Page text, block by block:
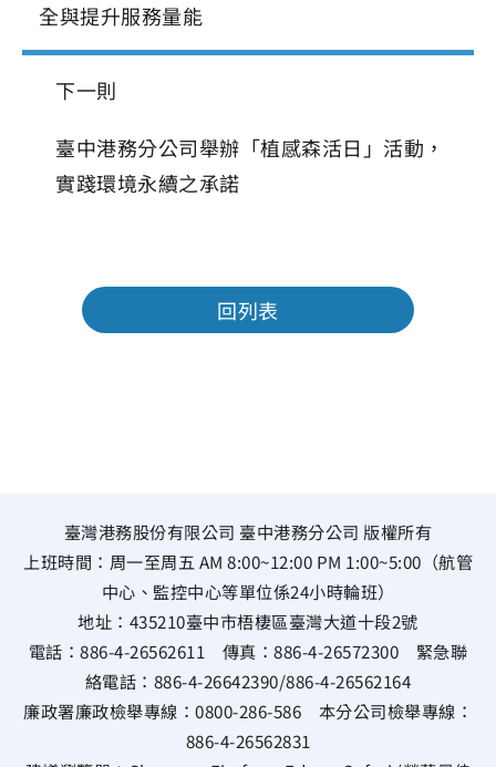
全與提升服務量能
下一則
臺中港務分公司舉辦「植感森活日」活動，
實踐環境永續之承諾
回列表
臺灣港務股份有限公司 臺中港務分公司 版權所有
上班時間：周一至周五 AM 8:00~12:00 PM 1:00~5:00（航管
中心、監控中心等單位係24小時輪班）
地址： 435210臺中市梧棲區臺灣大道十段2號
電話：886-4-26562611 傳真：886-4-26572300 緊急聯
絡電話： 886-4-26642390/886-4-26562164
廉政署廉政檢舉專線： 0800-286-586 本分公司檢舉專線：
886-4-26562831